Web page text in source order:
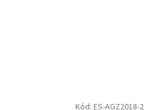
Kód: ES-AGZ2018-2